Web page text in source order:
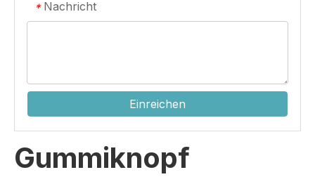
* Nachricht
Einreichen
Gummiknopf